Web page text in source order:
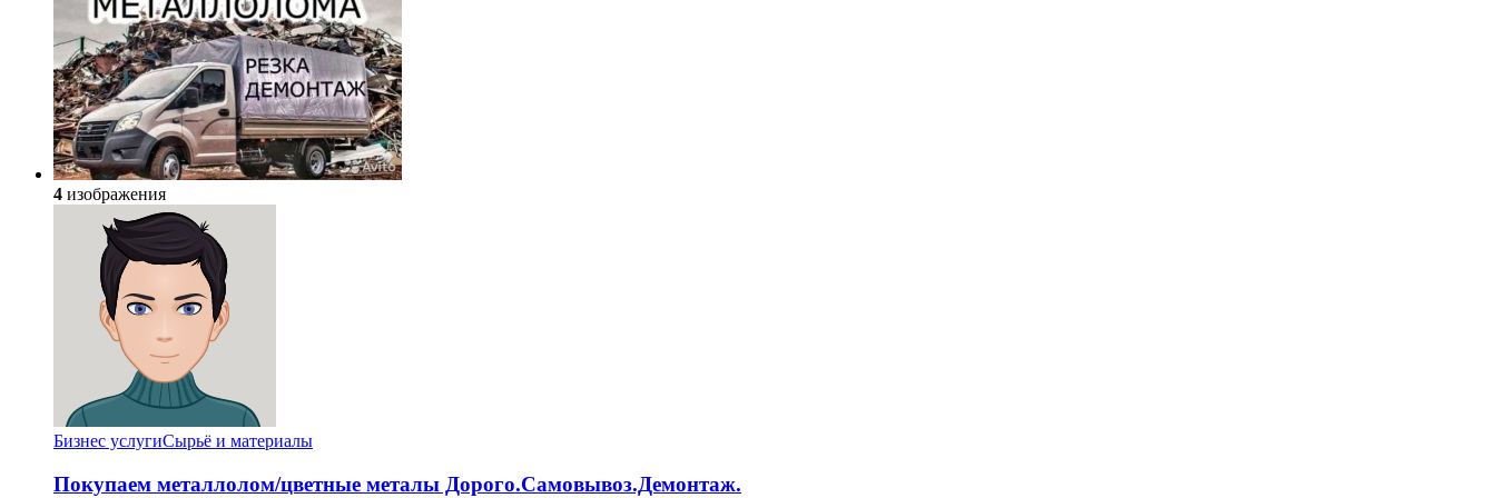
4 изображения
Бизнес услугиСырьё и материалы
Покупаем металлолом/цветные металы Дорого.Самовывоз.Демонтаж.